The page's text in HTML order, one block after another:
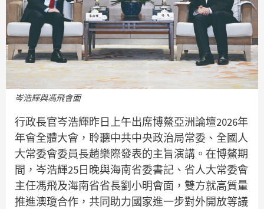
岑浩輝與馮飛會面
行政長官岑浩輝昨日上午出席博鰲亞洲論壇2026年
年會全體大會，聆聽中共中央政治局常委、全國人
大常委會委員長趙樂際發表的主旨演講。在博鰲期
間，岑浩輝25日晚與海南省委書記、省人大常委會
主任馮飛及海南省省長劉小明會面，雙方就高質量
推進澳瓊合作，共同助力國家進一步對外開放等議